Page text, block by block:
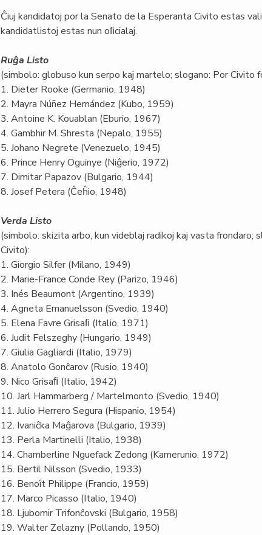
Ĉiuj kandidatoj por la Senato de la Esperanta Civito estas
kandidatlistoj estas nun oﬁcialaj.
Ruĝa Listo
(simbolo: globuso kun serpo kaj martelo; slogano: Por Civito
1. Dieter Rooke (Germanio, 1948)
2. Mayra Núñez Hernández (Kubo, 1959)
3. Antoine K. Kouablan (Eburio, 1967)
4. Gambhir M. Shresta (Nepalo, 1955)
5. Johano Negrete (Venezuelo, 1945)
6. Prince Henry Oguinye (Niĝerio, 1972)
7. Dimitar Papazov (Bulgario, 1944)
8. Josef Petera (Ĉeĥio, 1948)
Verda Listo
(simbolo: skizita arbo, kun videblaj radikoj kaj vasta frondaro;
Civito):
1. Giorgio Silfer (Milano, 1949)
2. Marie-France Conde Rey (Parizo, 1946)
3. Inés Beaumont (Argentino, 1939)
4. Agneta Emanuelsson (Svedio, 1940)
5. Elena Favre Grisaﬁ (Italio, 1971)
6. Judit Felszeghy (Hungario, 1949)
7. Giulia Gagliardi (Italio, 1979)
8. Anatolo Gonĉarov (Rusio, 1940)
9. Nico Grisaﬁ (Italio, 1942)
10. Jarl Hammarberg / Martelmonto (Svedio, 1940)
11. Julio Herrero Segura (Hispanio, 1954)
12. Ivaniĉka Maĝarova (Bulgario, 1939)
13. Perla Martinelli (Italio, 1938)
14. Chamberline Nguefack Zedong (Kamerunio, 1972)
15. Bertil Nilsson (Svedio, 1933)
16. Benoît Philippe (Francio, 1959)
17. Marco Picasso (Italio, 1940)
18. Ljubomir Trifonĉovski (Bulgario, 1958)
19. Walter Zelazny (Pollando, 1950)